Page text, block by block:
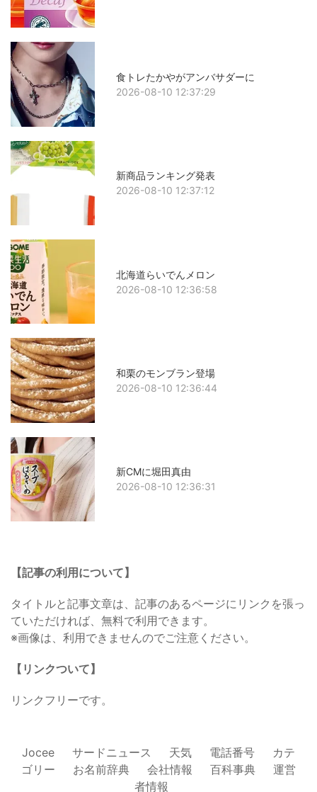
食トレたかやがアンバサダーに
2026-08-10 12:37:29
新商品ランキング発表
2026-08-10 12:37:12
北海道らいでんメロン
2026-08-10 12:36:58
和栗のモンブラン登場
2026-08-10 12:36:44
新CMに堀田真由
2026-08-10 12:36:31
【記事の利用について】
タイトルと記事文章は、記事のあるページにリンクを張っ
ていただければ、無料で利用できます。
※画像は、利用できませんのでご注意ください。
【リンクついて】
リンクフリーです。
Jocee サードニュース 天気 電話番号
カテ
ゴリー
お名前辞典 会社情報 百科事典
運営
者情報